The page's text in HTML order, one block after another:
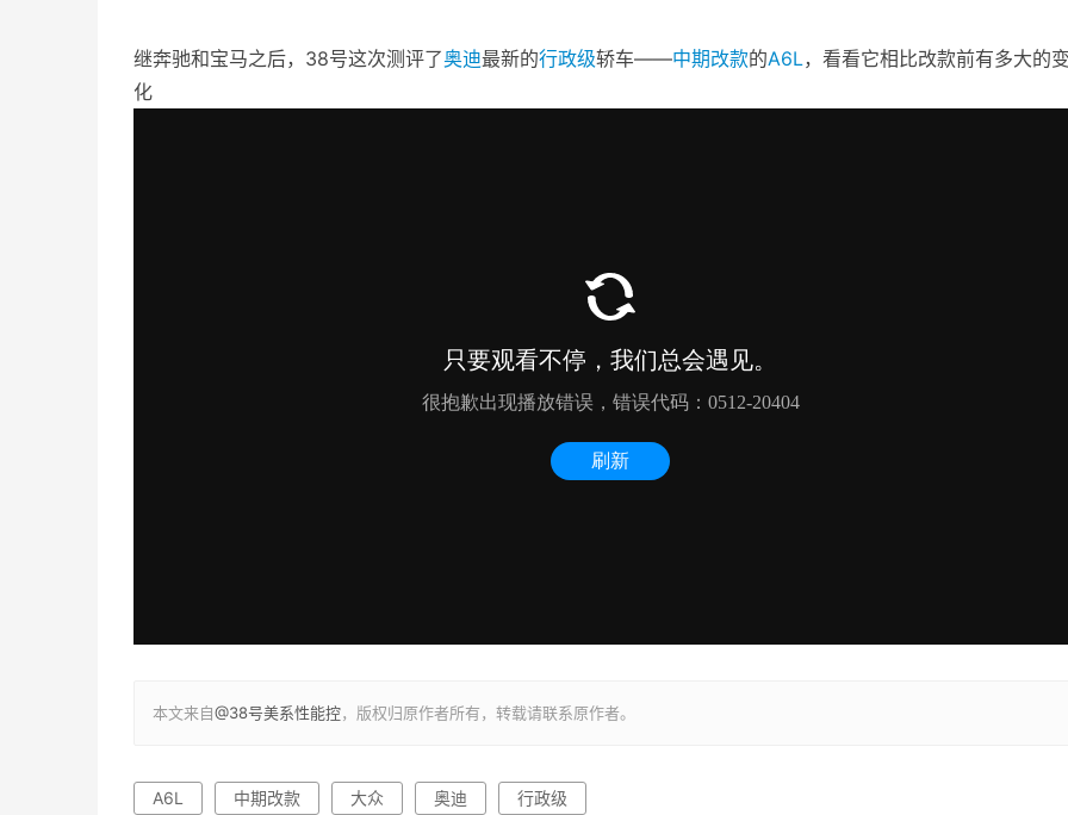
继奔驰和宝马之后，38号这次测评了奥迪最新的行政级轿车——中期改款的A6L，看看它相比改款前有多大的
化
本文来自@38号美系性能控，版权归原作者所有，转载请联系原作者。
A6L 中期改款 大众 奥迪 行政级